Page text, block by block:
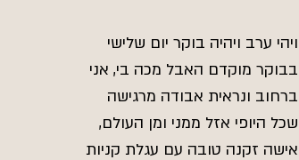
ויהי ערב ויהיה בוקר יום שלישי
בבוקר מוקדם האבל מכה בי, אני
ברחוב ונראית אבודה מרגישה
שכל היופי אזל ממני ומן העולם,
אישה זקנה טובה עם עגלת קניות